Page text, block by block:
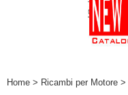
Home > Ricambi per Motore >